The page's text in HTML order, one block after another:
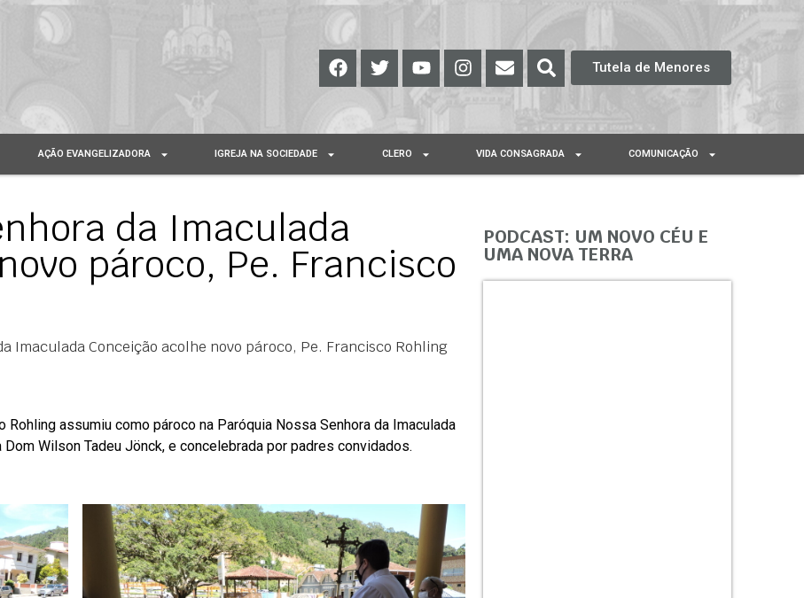
Tutela de Menores
AÇÃO EVANGELIZADORA IGREJA NA SOCIEDADE CLERO VIDA CONSAGRADA COMUNICAÇÃO
da Imaculada
pároco, Pe. Francisco
Imaculada Conceição acolhe novo pároco, Pe. Francisco Rohling
assumiu como pároco na Paróquia Nossa Senhora da Imaculada
Wilson Tadeu Jönck, e concelebrada por padres convidados.
PODCAST: UM NOVO CÉU E
UMA NOVA TERRA